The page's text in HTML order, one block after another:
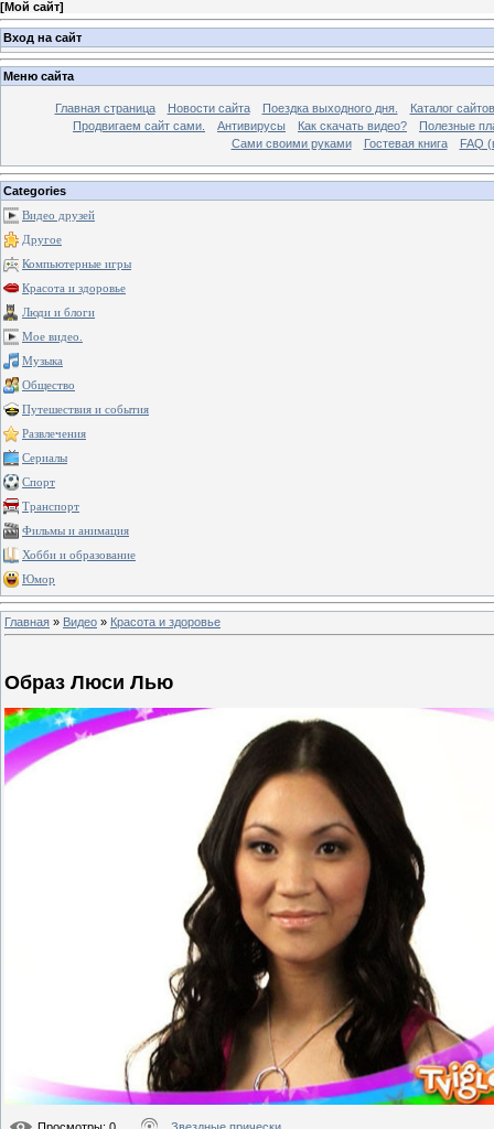
[Мой сайт]
Вход на сайт
Меню сайта
Главная страница Новости сайта Поездка выходного дня.
Каталог сайтов
Продвигаем сайт сами.
Антивирусы Как скачать видео?
Полезные
Сами своими руками
Гостевая книга FAQ
Categories
Видео друзей
Другое
Компьютерные игры
Красота и здоровье
Люди и блоги
Мое видео.
Музыка
Общество
Путешествия и события
Развлечения
Сериалы
Спорт
Транспорт
Фильмы и анимация
Хобби и образование
Юмор
Главная » Видео » Красота и здоровье
Образ Люси Лью